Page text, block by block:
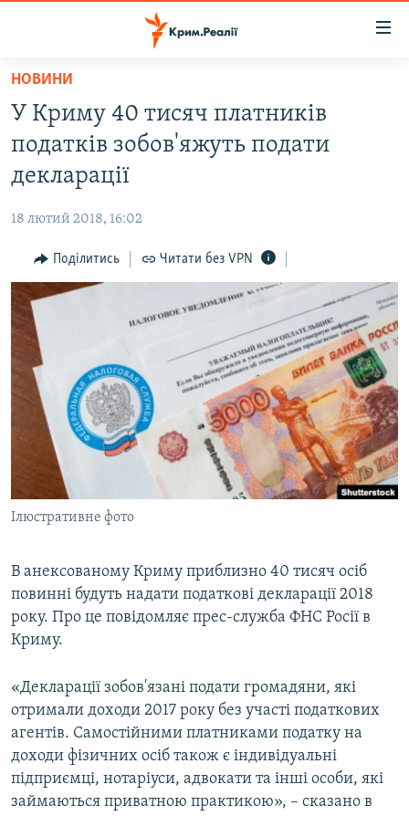
Перейти
основного
матеріалу
до
основної
Перейти
до
пошуку
ВОДА.КРИМ
ВІДЕО ТА ФОТО
БЛОГИ
ПОГЛЯД
ІНТЕРВ'Ю
ВСЕ ЗА ДЕНЬ
СПЕЦПРОЕКТИ
ДЕПОРТАЦІЯ
ВІДЕОУРОКИ «ELIFBE»
СВІДЧЕННЯ ОКУПАЦІЇ
УКРАЇНСЬКА ПРОБЛЕМА КРИМУ
ІНФОГРАФІКА
ЯК ОБІЙТИ БЛОКУВАННЯ
Русский
Qırımtatar
ДОЛУЧАЙСЯ!
Усі сайти RFE/RL
НОВИНИ
У Криму 40 тисяч платників
податків зобов'яжуть подати
декларації
18 лютий 2018, 16:02
Поділитись Читати без VPN
Ілюстративне фото
В анексованому Криму приблизно 40 тисяч осіб
повинні будуть надати податкові декларації 2018
року. Про це повідомляє прес-служба ФНС Росії в
Криму.
«Декларації зобов'язані подати громадяни, які
отримали доходи 2017 року без участі податкових
агентів. Самостійними платниками податку на
доходи фізичних осіб також є індивідуальні
підприємці, нотаріуси, адвокати та інші особи, які
займаються приватною практикою», – сказано в